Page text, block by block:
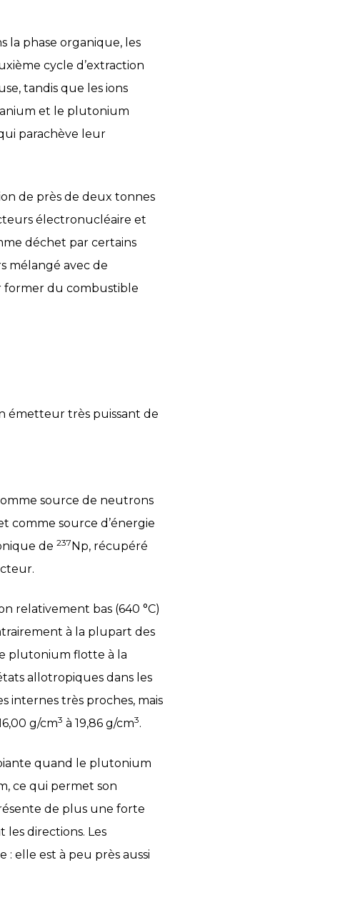
la phase organique, les
cycle d’extraction
tandis que les ions
et le plutonium
parachève leur
de près de deux tonnes
électronucléaire et
déchet par certains
mélangé avec de
former du combustible
émetteur très puissant de
source de neutrons
comme source d’énergie
de 237Np, récupéré
relativement bas (640 °C)
à la plupart des
plutonium flotte à la
allotropiques dans les
internes très proches, mais
g/cm3 à 19,86 g/cm3.
quand le plutonium
ce qui permet son
de plus une forte
les directions. Les
: elle est à peu près aussi